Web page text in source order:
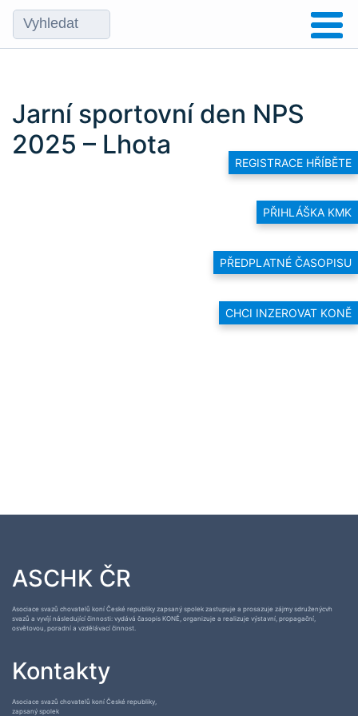
REGISTRACE HŘÍBĚTE
PŘIHLÁŠKA KMK
PŘEDPLATNÉ ČASOPISU
CHCI INZEROVAT KONĚ
Jarní sportovní den NPS
2025 – Lhota
ASCHK ČR
Asociace svazů chovatelů koní České republiky zapsaný spolek zastupuje a prosazuje zájmy sdruženýcvh
svazů a vyvíjí následující činnosti: vydává časopis KONĚ, organizuje a realizuje výstavní, propagační,
osvětovou, poradní a vzdělávací činnost.
Kontakty
Asociace svazů chovatelů koní České republiky,
zapsaný spolek